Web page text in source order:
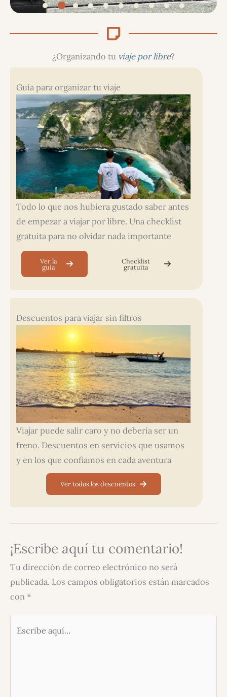
¿Organizando tu viaje por libre?
Guía para organizar tu viaje
Todo lo que nos hubiera gustado saber antes
de empezar a viajar por libre. Una checklist
gratuita para no olvidar nada importante
Ver la
guía
Checklist
gratuita
Descuentos para viajar sin filtros
Viajar puede salir caro y no debería ser un
freno. Descuentos en servicios que usamos
y en los que confiamos en cada aventura
Ver todos los descuentos
¡Escribe aquí tu comentario!
Tu dirección de correo electrónico no será
publicada. Los campos obligatorios están marcados
con *
aquí...